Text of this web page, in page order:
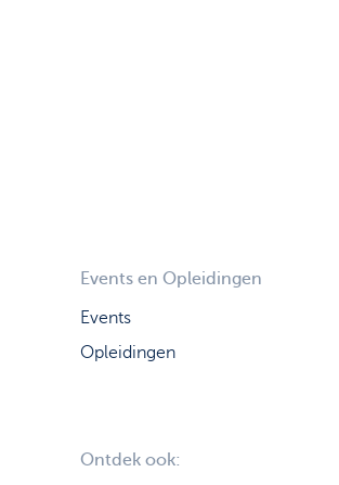
Events en Opleidingen
Events
Opleidingen
Ontdek ook: